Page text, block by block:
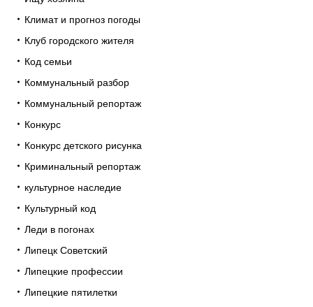
Климат и прогноз погоды
Клуб городского жителя
Код семьи
Коммунальный разбор
Коммунальный репортаж
Конкурс
Конкурс детского рисунка
Криминальный репортаж
культурное наследие
Культурный код
Леди в погонах
Липецк Советский
Липецкие профессии
Липецкие пятилетки